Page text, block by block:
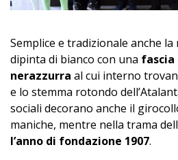
Semplice e tradizionale anche
dipinta di bianco con una
nerazzurra al cui interno
e lo stemma rotondo
sociali decorano anche il
maniche, mentre nella trama
l’anno di fondazione 1907.